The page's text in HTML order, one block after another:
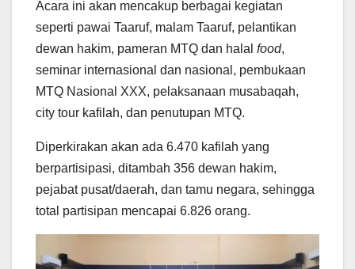
Acara ini akan mencakup berbagai kegiatan
seperti pawai Taaruf, malam Taaruf, pelantikan
dewan hakim, pameran MTQ dan halal food,
seminar internasional dan nasional, pembukaan
MTQ Nasional XXX, pelaksanaan musabaqah,
city tour kafilah, dan penutupan MTQ.
Diperkirakan akan ada 6.470 kafilah yang
berpartisipasi, ditambah 356 dewan hakim,
pejabat pusat/daerah, dan tamu negara, sehingga
total partisipan mencapai 6.826 orang.